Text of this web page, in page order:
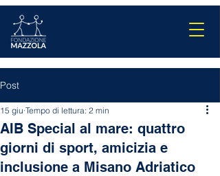
Post
AIB Special al mare: quattro
giorni di sport, amicizia e
inclusione a Misano Adriatico
15 giu Tempo di lettura: 2 min